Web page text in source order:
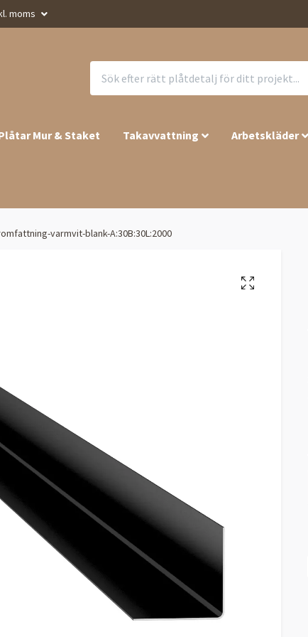
moms
Mur & Staket Takavvattning Arbetskläder
varmvit-blank-A:30B:30L:2000